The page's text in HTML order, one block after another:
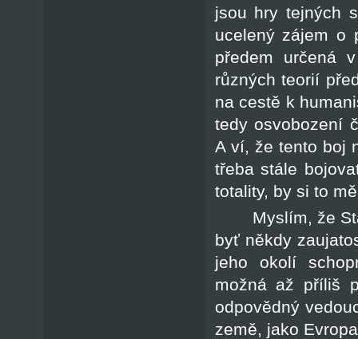
jsou hry tejných
ucelený zájem o
předem určená
různých teorií
na cestě k
tedy osvobození
A ví, že tento boj
třeba stále
totality, by si to
Myslím, že
byť někdy
jeho okolí
možná až příliš
odpovědný
země, jako